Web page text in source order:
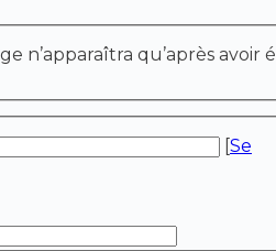
n’apparaîtra qu’après avoir
[Se